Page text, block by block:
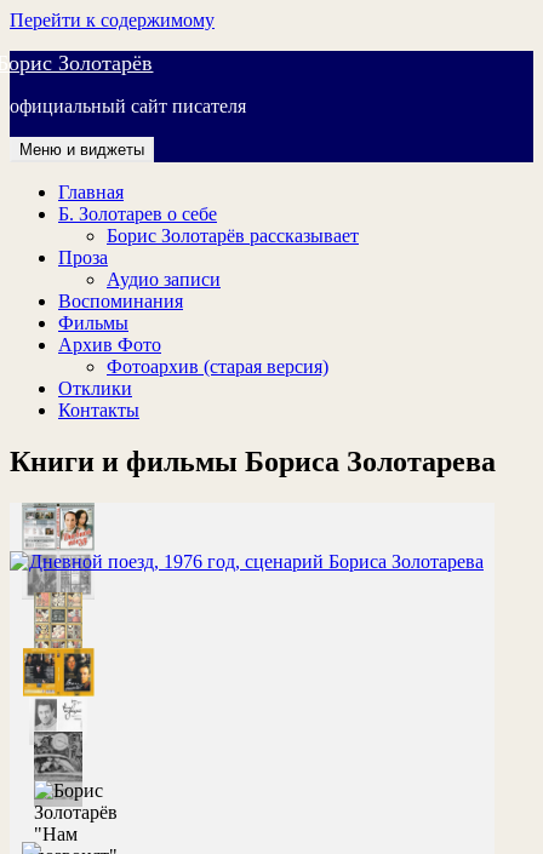
Перейти к содержимому
Золотарёв
официальный сайт писателя
Меню и виджеты
Главная
Б. Золотарев о себе
Борис Золотарёв рассказывает
Проза
Аудио записи
Воспоминания
Фильмы
Архив Фото
Фотоархив (старая версия)
Отклики
Контакты
Книги и фильмы Бориса Золотарева